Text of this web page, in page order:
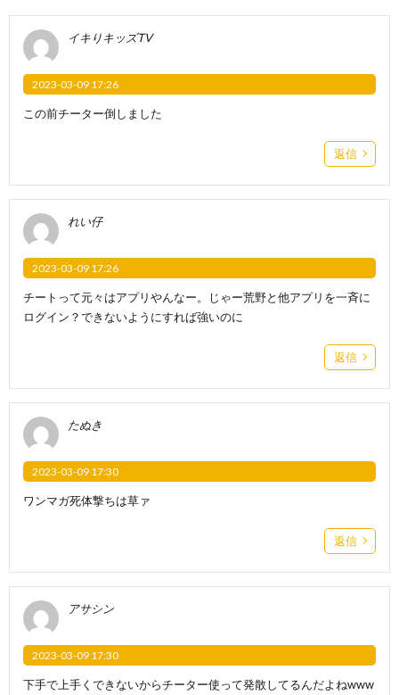
イキりキッズTV
2023-03-09 17:26
この前チーター倒しました
返信
れい仔
2023-03-09 17:26
チートって元々はアプリやんなー。じゃー荒野と他アプリを一斉に
ログイン？できないようにすれば強いのに
返信
たぬき
2023-03-09 17:30
ワンマガ死体撃ちは草ァ
返信
アサシン
2023-03-09 17:30
下手で上手くできないからチーター使って発散してるんだよねwww